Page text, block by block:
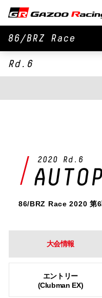
86/BRZ Race
Rd.6
2020 Rd.6
86/BRZ Race 2020 第6
大会情報
エントリー
(Clubman EX)